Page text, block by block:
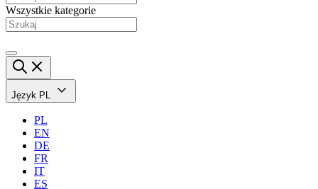
Wszystkie kategorie
Język PL
PL
EN
DE
FR
IT
ES